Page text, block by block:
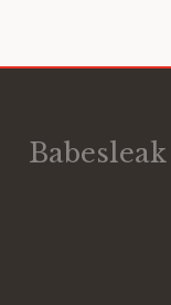
Babesleak